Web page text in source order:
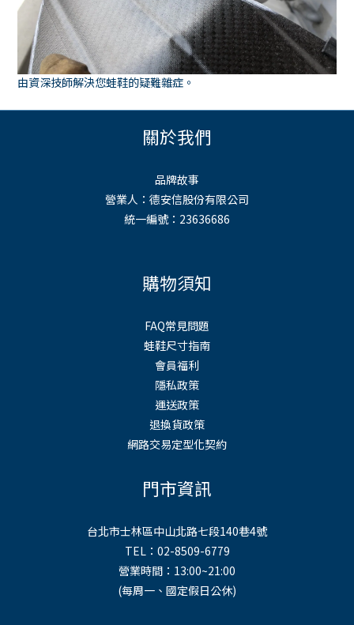
由資深技師解決您蛙鞋的疑難雜症。
關於我們
品牌故事
營業人：德安信股份有限公司
統一編號：23636686
購物須知
FAQ常見問題
蛙鞋尺寸指南
會員福利
隱私政策
運送政策
退換貨政策
網路交易定型化契約
門市資訊
台北市士林區中山北路七段140巷4號
TEL：02-8509-6779
營業時間：13:00~21:00
(每周一、國定假日公休)